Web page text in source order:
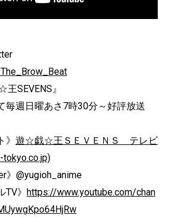
SEVENS』
毎週日曜あさ7時30分～好評放送
遊☆戯☆王ＳＥＶＥＮＳ テレビ
》@yugioh_anime
》 https://www.youtube.com/chan